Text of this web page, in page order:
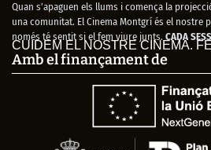
Quan s’apaguen els llums i comença la
una comunitat. El Cinema Montgrí és el nostre
només té sentit si el fem viure junts. CADA
CUIDEM EL NOSTRE CINEMA.
Amb el finançament de